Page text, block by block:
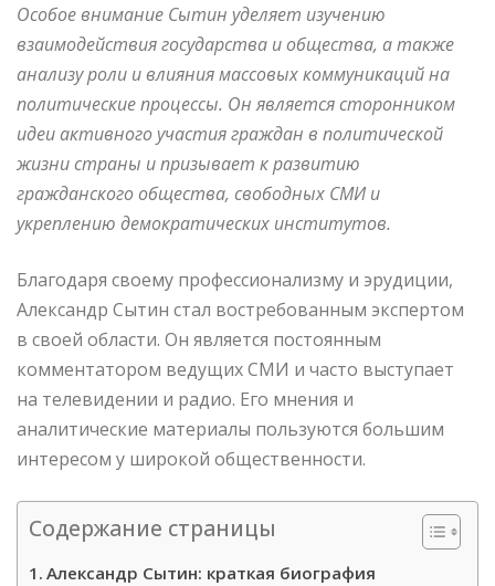
Особое внимание Сытин уделяет изучению
взаимодействия государства и общества, а также
анализу роли и влияния массовых коммуникаций на
политические процессы. Он является сторонником
идеи активного участия граждан в политической
жизни страны и призывает к развитию
гражданского общества, свободных СМИ и
укреплению демократических институтов.
Благодаря своему профессионализму и эрудиции,
Александр Сытин стал востребованным экспертом
в своей области. Он является постоянным
комментатором ведущих СМИ и часто выступает
на телевидении и радио. Его мнения и
аналитические материалы пользуются большим
интересом у широкой общественности.
Содержание страницы
Александр Сытин: краткая биография